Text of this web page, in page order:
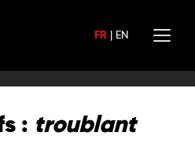
FR EN
: troublant